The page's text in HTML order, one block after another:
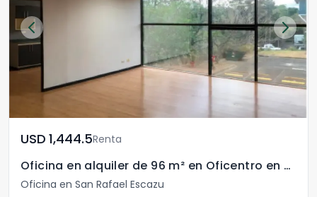
USD	1,444.5Renta
Oficina en alquiler de 96 m² en Oficentro en Escazú
Oficina en San Rafael Escazu